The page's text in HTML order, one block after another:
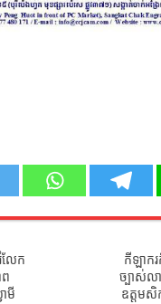
លែក
ាមី
កីឡាក
ច្បាស់ល
ឧត្តមសិ